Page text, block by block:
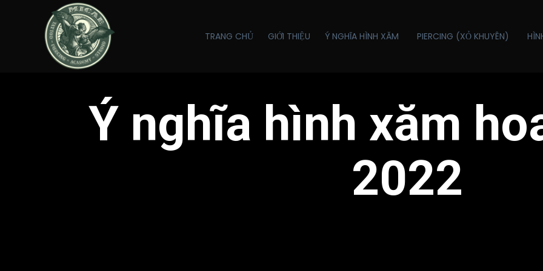
TRANG CHỦ GIỚI THIỆU Ý NGHĨA HÌNH XĂM PIERCING (XỎ KHUYÊN)
Ý nghĩa hình xăm
2022